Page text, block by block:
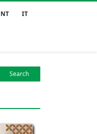
IT